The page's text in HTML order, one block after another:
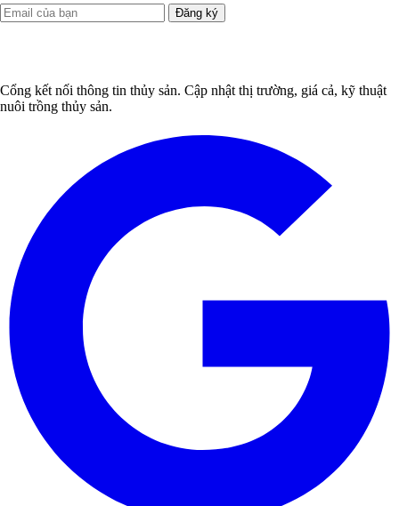
Đăng ký
Cổng kết nối thông tin thủy sản. Cập nhật thị trường, giá cả, kỹ thuật
nuôi trồng thủy sản.